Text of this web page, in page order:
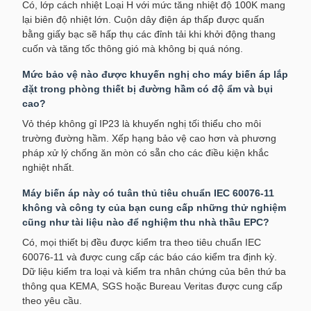
Có, lớp cách nhiệt Loại H với mức tăng nhiệt độ 100K mang
lại biên độ nhiệt lớn. Cuộn dây điện áp thấp được quấn
bằng giấy bạc sẽ hấp thụ các đỉnh tải khi khởi động thang
cuốn và tăng tốc thông gió mà không bị quá nóng.
Mức bảo vệ nào được khuyến nghị cho máy biến áp lắp
đặt trong phòng thiết bị đường hầm có độ ẩm và bụi
cao?
Vỏ thép không gỉ IP23 là khuyến nghị tối thiểu cho môi
trường đường hầm. Xếp hạng bảo vệ cao hơn và phương
pháp xử lý chống ăn mòn có sẵn cho các điều kiện khắc
nghiệt nhất.
Máy biến áp này có tuân thủ tiêu chuẩn IEC 60076-11
không và công ty của bạn cung cấp những thử nghiệm
cũng như tài liệu nào để nghiệm thu nhà thầu EPC?
Có, mọi thiết bị đều được kiểm tra theo tiêu chuẩn IEC
60076-11 và được cung cấp các báo cáo kiểm tra định kỳ.
Dữ liệu kiểm tra loại và kiểm tra nhân chứng của bên thứ ba
thông qua KEMA, SGS hoặc Bureau Veritas được cung cấp
theo yêu cầu.